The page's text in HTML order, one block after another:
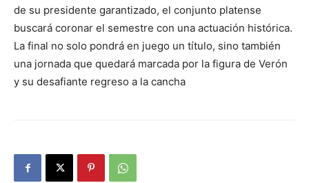
de su presidente garantizado, el conjunto platense
buscará coronar el semestre con una actuación histórica.
La final no solo pondrá en juego un título, sino también
una jornada que quedará marcada por la figura de Verón
y su desafiante regreso a la cancha